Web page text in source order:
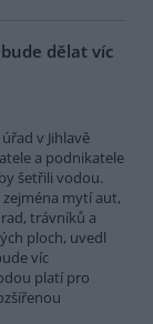
dělat víc
v Jihlavě
a podnikatele
šetřili vodou.
mytí aut,
trávníků a
ploch, uvedl
víc
platí pro